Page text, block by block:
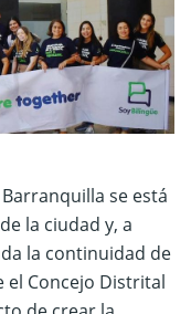
se está
la ciudad y, a
la continuidad de
Concejo Distrital